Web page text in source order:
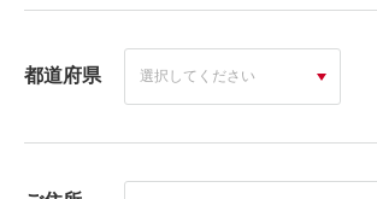
都道府県